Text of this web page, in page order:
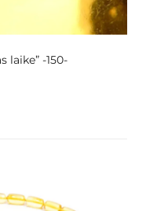
laike” -150-